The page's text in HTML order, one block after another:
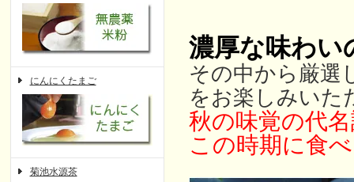
にんにくたまご
菊池水源茶
濃厚な味わい
その中から厳選
をお楽しみいた
秋の味覚の代
この時期に食